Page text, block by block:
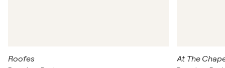
Roofes At The